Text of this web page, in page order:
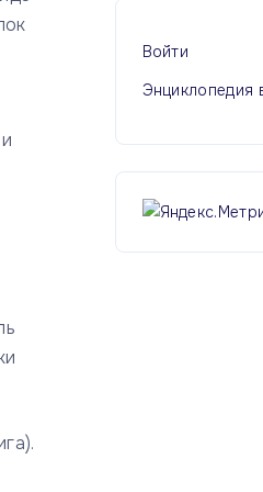
Войти
Энциклопедия